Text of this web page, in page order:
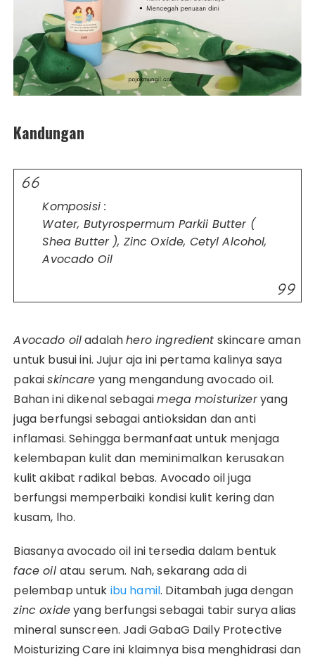
Kandungan
Komposisi :
Water, Butyrospermum Parkii Butter (
Shea Butter ), Zinc Oxide, Cetyl Alcohol,
Avocado Oil
Avocado oiladalahhero ingredient skincare aman
untuk busui ini. Jujur aja ini pertama kalinya saya
pakaiskincare yang mengandung avocado oil.
Bahan ini dikenal sebagaimega moisturizeryang
juga berfungsi sebagai antioksidan dan anti
inflamasi. Sehingga bermanfaat untuk menjaga
kelembapan kulit dan meminimalkan kerusakan
kulit akibat radikal bebas. Avocado oil juga
berfungsi memperbaiki kondisi kulit kering dan
kusam, lho.
Biasanya avocado oil ini tersedia dalam bentuk
face oil atau serum. Nah, sekarang ada di
pelembap untuk ibu hamil. Ditambah juga dengan
zinc oxideyang berfungsi sebagai tabir surya alias
mineral sunscreen. Jadi GabaG Daily Protective
Moisturizing Care ini klaimnya bisa menghidrasi dan